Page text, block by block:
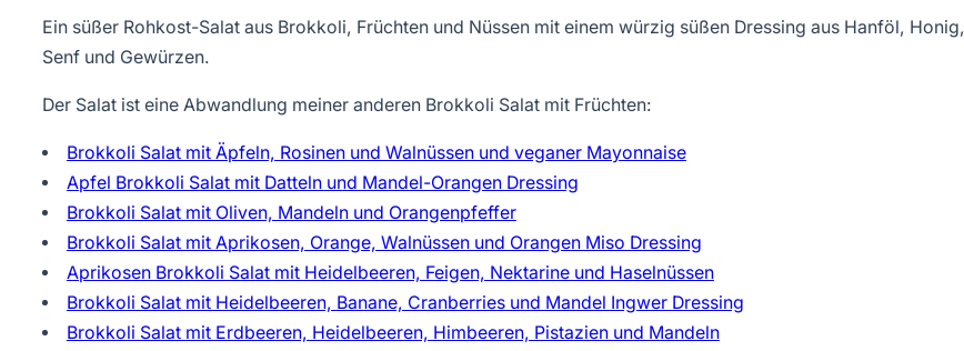
Ein süßer Rohkost-Salat aus Brokkoli, Früchten und Nüssen mit einem würzig süßen Dressing aus Hanföl, Honig,
Senf und Gewürzen.
Der Salat ist eine Abwandlung meiner anderen Brokkoli Salat mit Früchten:
Brokkoli Salat mit Äpfeln, Rosinen und Walnüssen und veganer Mayonnaise
Apfel Brokkoli Salat mit Datteln und Mandel-Orangen Dressing
Brokkoli Salat mit Oliven, Mandeln und Orangenpfeffer
Brokkoli Salat mit Aprikosen, Orange, Walnüssen und Orangen Miso Dressing
Aprikosen Brokkoli Salat mit Heidelbeeren, Feigen, Nektarine und Haselnüssen
Brokkoli Salat mit Heidelbeeren, Banane, Cranberries und Mandel Ingwer Dressing
Brokkoli Salat mit Erdbeeren, Heidelbeeren, Himbeeren, Pistazien und Mandeln